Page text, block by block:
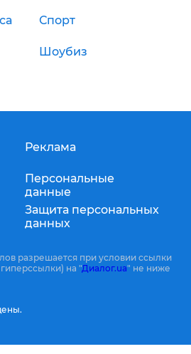
Спорт
Шоубиз
Реклама
Персональные
данные
Защита персональных
данных
разрешается при условии ссылки
на "Диалог.ua" не ниже